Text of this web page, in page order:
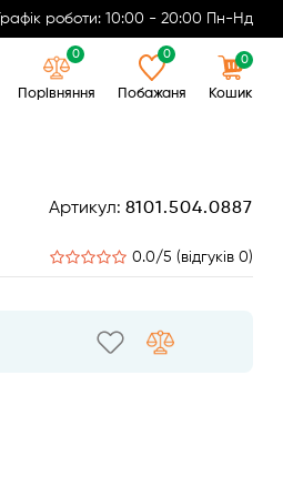
Графік роботи: 10:00 - 20:00 Пн-Нд
0
Порівняння
0
Побажаня
0
Кошик
Артикул:8101.504.0887
0.0/5 (відгуків 0)